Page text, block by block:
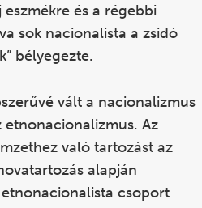
és a régebbi
sok nacionalista a zsidó
bélyegezte.
vált a nacionalizmus
Az
való tartozást az
alapján
csoport